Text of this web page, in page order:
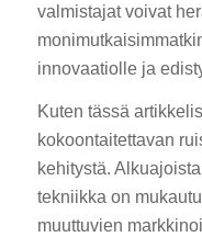
valmistajat voivat
innovaatiolle ja
Kuten tässä
kokoontaitettavan
kehitystä.
tekniikka on
muuttuvien